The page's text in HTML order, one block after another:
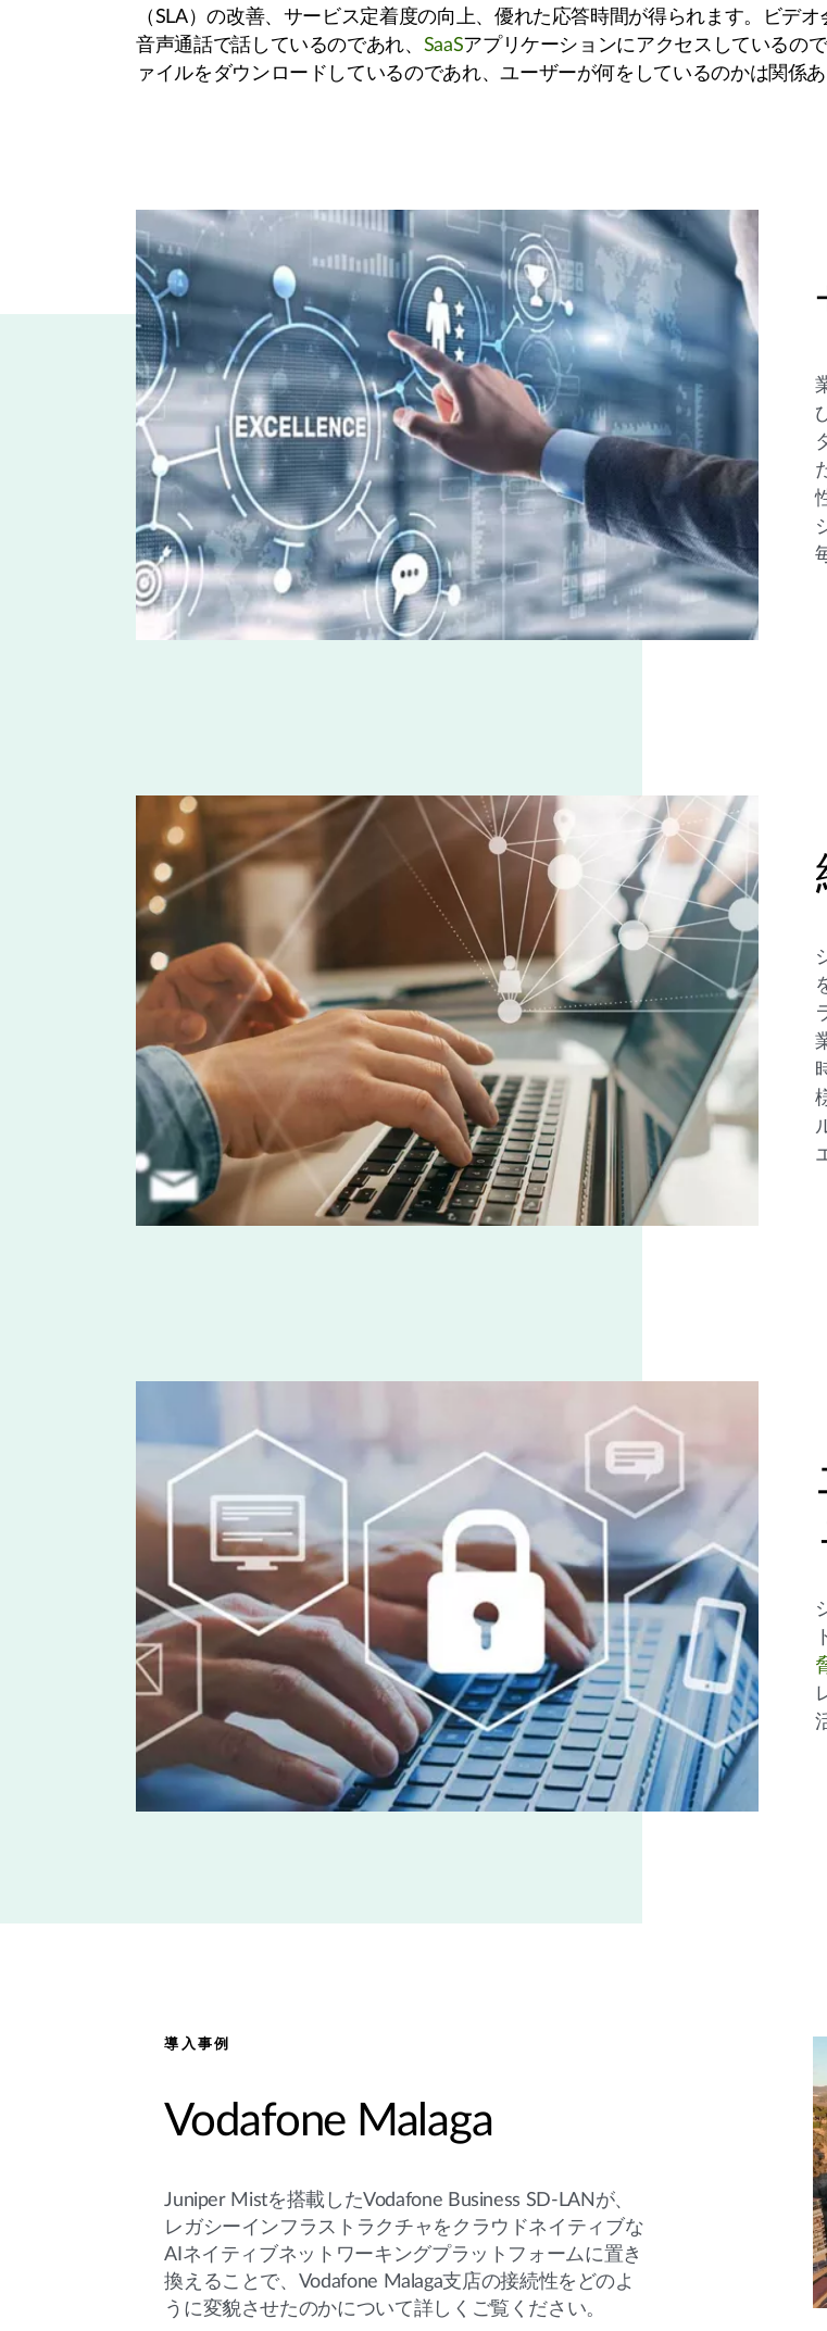
（SLA）の改善、サービス定着度の向上、優れた応答時間が得られます。ビデオ
音声通話で話しているのであれ、 SaaSアプリケーションにアクセスしているの
ァイルをダウンロードしているのであれ、ユーザーが何をしているのかは関係あ
導入事例
Vodafone Malaga
Juniper Mistを搭載したVodafone Business SD-LANが、
レガシーインフラストラクチャをクラウドネイティブな
AIネイティブネットワーキングプラットフォームに置き
換えることで、Vodafone Malaga支店の接続性をどのよ
うに変貌させたのかについて詳しくご覧ください。